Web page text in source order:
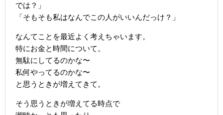
では？」
「そもそも私はなんでこの人がいいんだっけ？」
なんてことを最近よく考えちゃいます。
特にお金と時間について。
無駄にしてるのかな〜
私何やってるのかな〜
と思うときが増えてきて。
そう思うときが増えてる時点で